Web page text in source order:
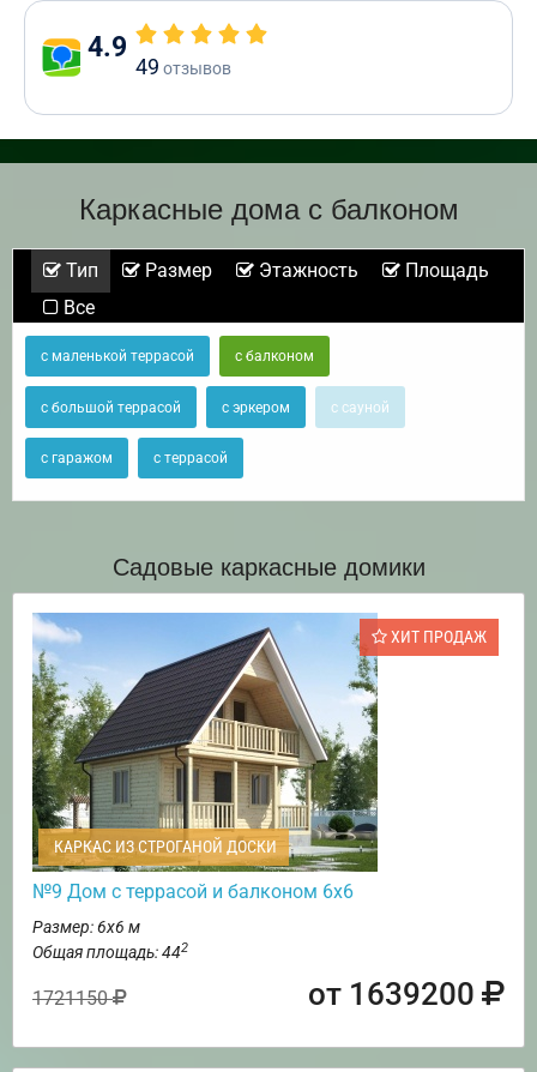
4.9
49 отзывов
Каркасные дома с балконом
Тип Размер Этажность
Площадь
Все
с маленькой террасой с балконом
с большой террасой с эркером с сауной
с гаражом с террасой
Садовые каркасные домики
ХИТ ПРОДАЖ
КАРКАС ИЗ СТРОГАНОЙ ДОСКИ
№9 Дом с террасой и балконом 6х6
Размер: 6х6 м
Общая площадь: 442
1721150 от 1639200